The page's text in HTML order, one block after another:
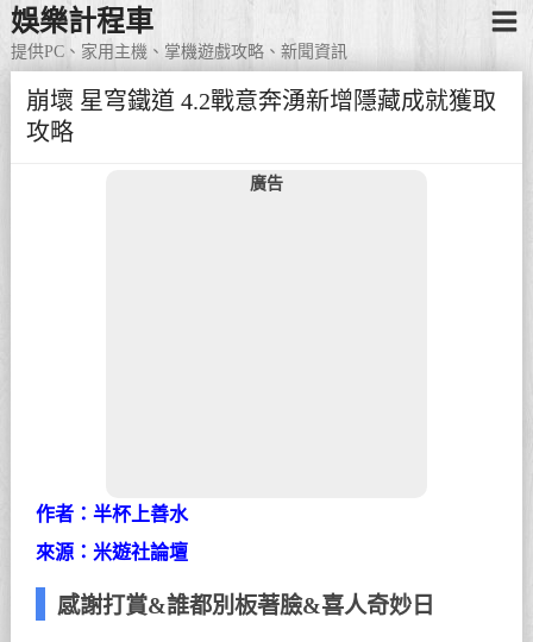
娛樂計程車
提供PC、家用主機、掌機遊戲攻略、新聞資訊
崩壞 星穹鐵道 4.2戰意奔湧新增隱藏成就獲取
攻略
廣告
作者：半杯上善水
來源：米遊社論壇
感謝打賞&誰都別板著臉&喜人奇妙日